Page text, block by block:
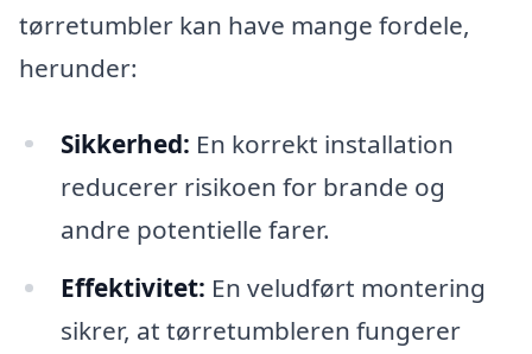
tørretumbler kan have mange fordele,
herunder:
Sikkerhed: En korrekt installation
reducerer risikoen for brande og
andre potentielle farer.
Effektivitet: En veludført montering
sikrer, at tørretumbleren fungerer